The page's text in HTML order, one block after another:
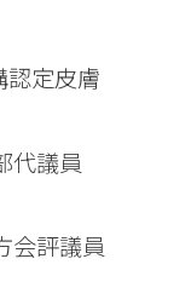
認定皮膚
代議員
会評議員